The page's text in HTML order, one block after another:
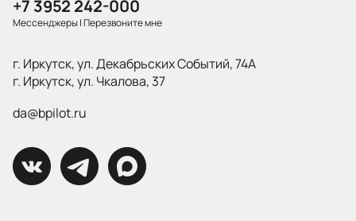
+7 3952 242-000
Мессенджеры|Перезвоните мне
г. Иркутск, ул. Декабрьских Событий, 74А
г. Иркутск, ул. Чкалова, 37
da@bpilot.ru